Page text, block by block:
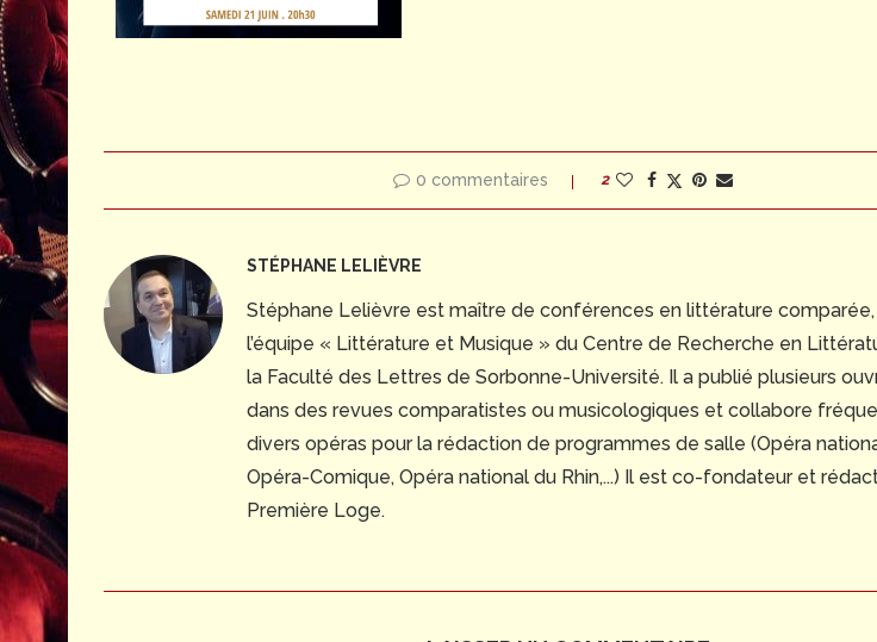
0 commentaires 2
STÉPHANE LELIÈVRE
Stéphane Lelièvre est maître de conférences en littérature
l’équipe « Littérature et Musique » du Centre de Recherche en
la Faculté des Lettres de Sorbonne-Université. Il a publié plusieurs
dans des revues comparatistes ou musicologiques et collabore
divers opéras pour la rédaction de programmes de salle (Opéra
Opéra-Comique, Opéra national du Rhin,...) Il est co-fondateur et
Première Loge.